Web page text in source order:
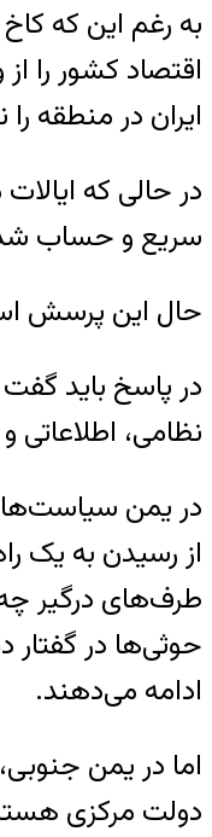
به رغم این که
اقتصاد کشور را
ایران در منطقه
در حالی که
سریع و حساب شده
حال این پرسش
در پاسخ باید
نظامی،
در یمن
از رسیدن به یک
طرف‌های درگیر
حوثی‌ها در گفتار
ادامه می‌دهند.
اما در یمن
دولت مرکزی